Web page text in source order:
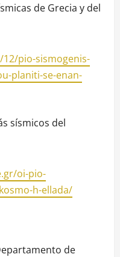
de Grecia y del
pio-sismogenis-
planiti-se-enan-
sísmicos del
oi-pio-
h-ellada/
de